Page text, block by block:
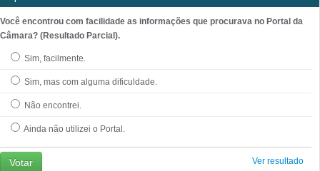
Você encontrou com facilidade as informações que procurava no Portal da
Câmara? (Resultado Parcial).
Sim, facilmente.
Sim, mas com alguma dificuldade.
Não encontrei.
Ainda não utilizei o Portal.
Votar Ver resultado